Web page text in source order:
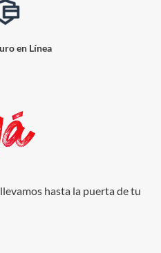
en Línea
hasta la puerta de tu